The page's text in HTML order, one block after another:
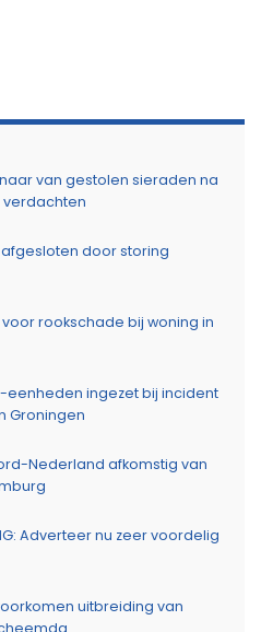
van gestolen sieraden na
door storing
rookschade bij woning in
ingezet bij incident
Groningen
Nederland afkomstig van
Adverteer nu zeer voordelig
uitbreiding van